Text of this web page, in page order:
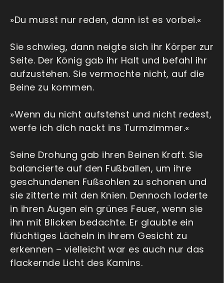
»Du musst nur reden, dann ist es vorbei.«
Sie schwieg, dann neigte sich ihr Körper zur
Seite. Der König gab ihr Halt und befahl ihr
aufzustehen. Sie vermochte nicht, auf die
Beine zu kommen.
»Wenn du nicht aufstehst und nicht redest,
werfe ich dich nackt ins Turmzimmer.«
Seine Drohung gab ihren Beinen Kraft. Sie
balancierte auf den Fußballen, um ihre
geschundenen Fußsohlen zu schonen und
sie zitterte mit den Knien. Dennoch loderte
in ihren Augen ein grünes Feuer, wenn sie
ihn mit Blicken bedachte. Er glaubte ein
flüchtiges Lächeln in ihrem Gesicht zu
erkennen – vielleicht war es auch nur das
flackernde Licht des Kamins.